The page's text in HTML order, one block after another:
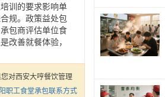
训的要求影响单
规。政策益处包
包商评估单位食
改善就餐体验，
对西安大哼餐饮管理
职工食堂承包联系方式